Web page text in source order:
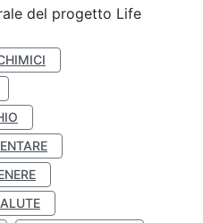
del progetto Life